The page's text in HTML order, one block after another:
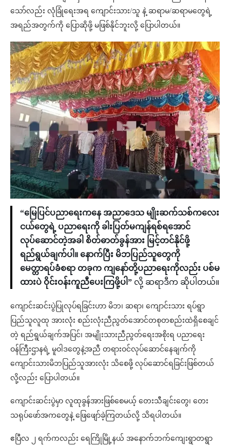
သော်လည်း လုံခြုံရေးအရ ကျောင်းသား/သူ နဲ့ ဆရာမ/ဆရာမတွေရဲ့
အရည်အတွက်ကို ပြောဆိုဖို့ မဖြစ်နိုင်ဘူးလို့ ပြောပါတယ်။
“မြေပြင်ပညာရေးကနေ အညာဒေသ မျိုးဆက်သစ်ကလေး
ငယ်တွေရဲ့ ပညာရေးကို ခါးပြတ်မကျန်ရစ်ရအောင်
လုပ်ဆောင်တဲ့အခါ စိတ်ဓာတ်ခွန်အား မြင့်တင်နိုင်ဖို့
ရည်ရွယ်ချက်ပါ။ နောက်ပြီး မိဘပြည်သူတွေကို
မေတ္တာရပ်ခံစရာ တခုက ကျနော်တို့ပညာရေးကိုလည်း ပစ်မ
ထားပဲ ဝိုင်းဝန်းကူညီပေးကြဖို့ပါ” လို့ ဆရာဒီက ဆိုပါတယ်။
ကျောင်းဆင်းပွဲပြုလုပ်ရခြင်းဟာ မိဘ၊ ဆရာ၊ ကျောင်းသား ရပ်ရွာ
ပြည်သူလူထု အားလုံး စည်းလုံးညီညွတ်အောင်တစုတစည်းထဲရှိစေချင်
တဲ့ ရည်ရွယ်ချက်အပြင်၊ အမျိုးသားညီညွတ်ရေးအစိုးရ ပညာရေး
ဝန်ကြီးဌာနရဲ့ မူဝါဒတွေနဲ့အညီ တရားဝင်လုပ်ဆောင်နေချက်ကို
ကျောင်းသားမိဘပြည်သူအားလုံး သိစေဖို့ လုပ်ဆောင်ရခြင်းဖြစ်တယ်
လို့လည်း ပြောပါတယ်။
ကျောင်းဆင်းပွဲမှာ လူထုခွန်အားဖြစ်စေမယ့် တေးသီချင်းတွေ၊ တေး
သရုပ်ဖော်အကတွေနဲ့ ဖြေဖျော်ခဲ့ကြတယ်လို့ သိရပါတယ်။
ဧပြီလ ၂ ရက်ကလည်း ရေကြိုမြို့နယ် အနောက်ဘက်ကျေးရွာတရွာ